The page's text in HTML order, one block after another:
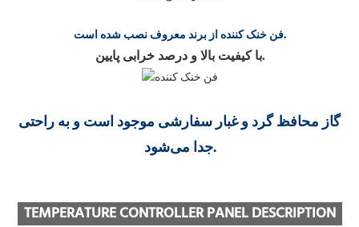
فن خنک کننده از برند معروف نصب شده است.
با کیفیت بالا و درصد خرابی پایین.
گاز محافظ گرد و غبار سفارشی موجود است و به راحتی
جدا می‌شود.
TEMPERATURE CONTROLLER PANEL DESCRIPTION